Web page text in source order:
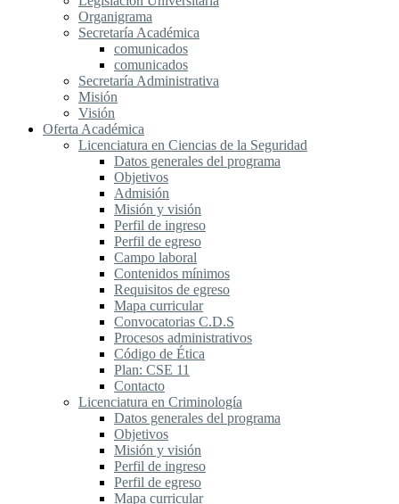
Organigrama
Secretaría Académica
comunicados
comunicados
Secretaría Administrativa
Misión
Visión
Oferta Académica
Licenciatura en Ciencias de la Seguridad
Datos generales del programa
Objetivos
Admisión
Misión y visión
Perfil de ingreso
Perfil de egreso
Campo laboral
Contenidos mínimos
Requisitos de egreso
Mapa curricular
Convocatorias C.D.S
Procesos administrativos
Código de Ética
Plan: CSE 11
Contacto
Licenciatura en Criminología
Datos generales del programa
Objetivos
Misión y visión
Perfil de ingreso
Perfil de egreso
Mapa curricular